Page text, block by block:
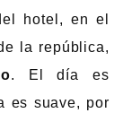
hotel, en el
la república,
. El día es
es suave, por